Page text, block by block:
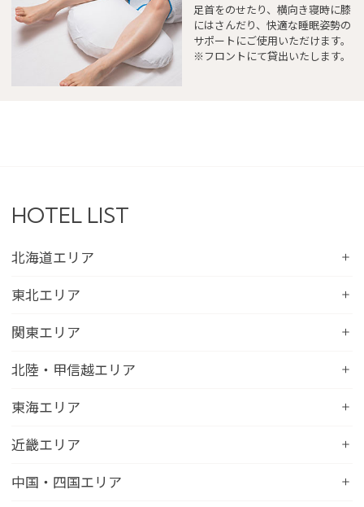
足首をのせたり、横向き寝時に膝
にはさんだり、快適な睡眠姿勢の
サポートにご使用いただけます。
※フロントにて貸出いたします。
HOTEL LIST
北海道エリア
コンフォートホテル札幌すすきの
コンフォートホテル釧路
コンフォートホテル帯広
コンフォートホテル千歳
東北エリア
コンフォートホテル八戸
コンフォートホテル仙台東口
コンフォートホテル仙台西口
関東エリア
コンフォートホテル水戸
コンフォートイン土浦阿見
コンフォートイン宇都宮鹿沼
北陸・甲信越エリア
コンフォートホテル新潟駅前
コンフォートホテル燕三条
東海エリア
コンフォートホテル浜松
近畿エリア
コンフォートホテル彦根
中国・四国エリア